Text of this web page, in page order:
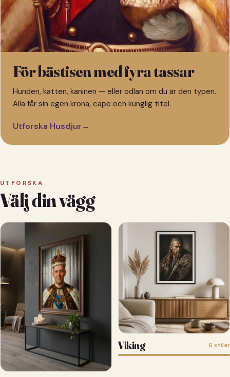
För bästisen med fyra tassar
Hunden, katten, kaninen — eller ödlan om du är den typen.
Alla får sin egen krona, cape och kunglig titel.
Utforska Husdjur→
UTFORSKA
Välj din vägg
Viking 6 stilar